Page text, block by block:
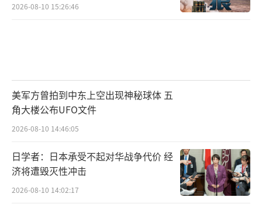
2026-08-10 15:26:46
美军方曾拍到中东上空出现神秘球体 五
角大楼公布UFO文件
2026-08-10 14:46:05
日学者：日本承受不起对华战争代价 经
济将遭毁灭性冲击
2026-08-10 14:02:17